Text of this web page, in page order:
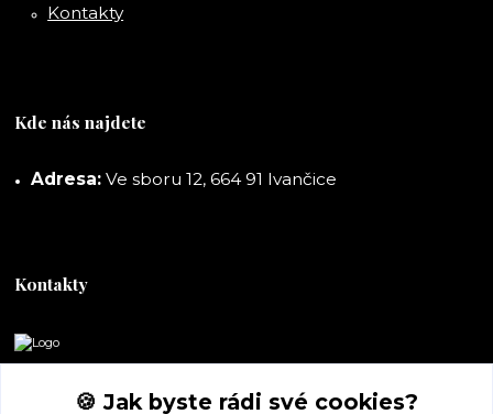
Kontakty
Kde nás najdete
Adresa: Ve sboru 12, 664 91 Ivančice
Kontakty
🍪 Jak byste rádi své cookies?